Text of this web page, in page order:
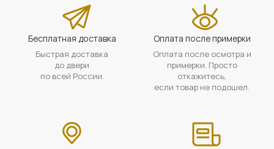
Бесплатная доставка
Быстрая доставка
до двери
по всей России.
Оплата после примерки
Оплата после осмотра и
примерки. Просто
откажитесь,
если товар не подошел.